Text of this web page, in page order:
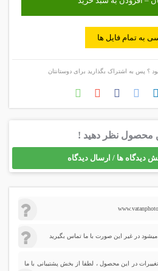
به تمام فایل ها
؟ پس به اشتراک بگذارید برای دوستانتان
محصول نظر دهید !
دیدگاه ها / ارسال دیدگاه
در غیر این صورت با ما تماس بگیرید
در این محصول ، لطفا از بخش پشتیبانی با ما